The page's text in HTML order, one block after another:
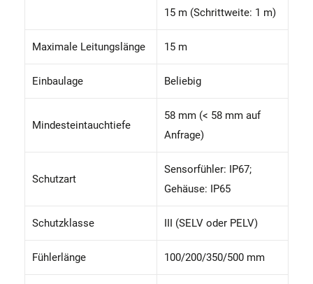
15 m (Schrittweite: 1 m)
Maximale Leitungslänge 15 m
Einbaulage Beliebig
Mindesteintauchtiefe
58 mm (< 58 mm auf
Anfrage)
Schutzart
Sensorfühler: IP67;
Gehäuse: IP65
Schutzklasse III (SELV oder PELV)
Fühlerlänge 100/200/350/500 mm